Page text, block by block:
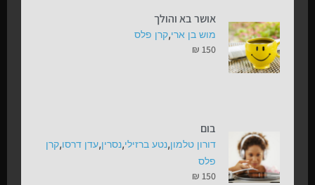
אושר בא והולך
מוש בן ארי,קרן פלס
₪ 150
בום
דורון טלמון,נטע ברזילי,נסרין,עדן דרסו,קרן
פלס
₪ 150